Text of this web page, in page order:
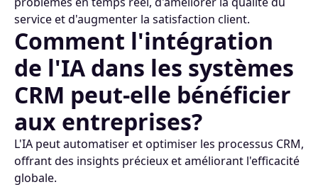
service et d'augmenter la satisfaction client.
Comment l'intégration
de l'IA dans les systèmes
CRM peut-elle bénéficier
aux entreprises?
L'IA peut automatiser et optimiser les processus CRM,
offrant des insights précieux et améliorant l'efficacité
globale.